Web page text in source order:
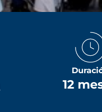
12